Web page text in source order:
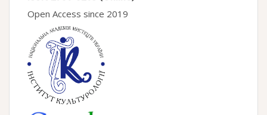
Open Access since 2019